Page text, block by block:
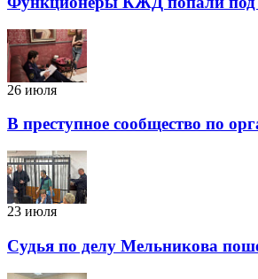
26 июля
В преступное сообщество по
23 июля
Судья по делу Мельникова